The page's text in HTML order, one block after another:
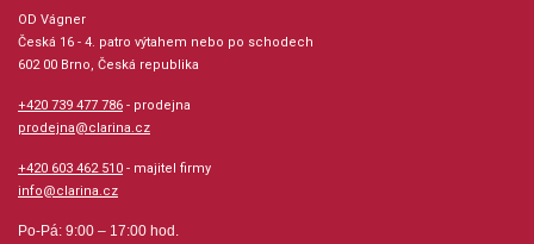
OD Vágner
Česká 16 - 4. patro výtahem nebo po schodech
602 00 Brno, Česká republika
+420 739 477 786 - prodejna
prodejna@clarina.cz
+420 603 462 510 - majitel firmy
info@clarina.cz
Po-Pá: 9:00 – 17:00 hod.